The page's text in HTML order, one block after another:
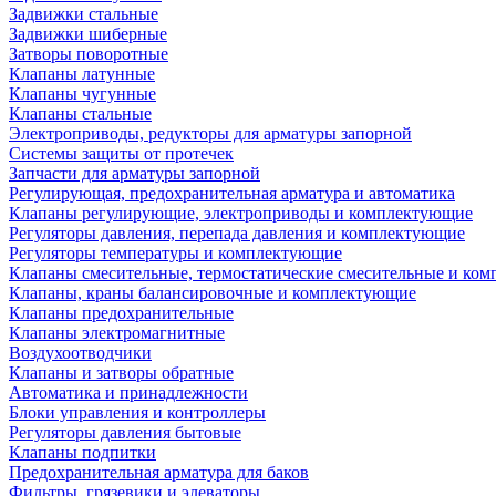
Задвижки стальные
Задвижки шиберные
Затворы поворотные
Клапаны латунные
Клапаны чугунные
Клапаны стальные
Электроприводы, редукторы для арматуры запорной
Системы защиты от протечек
Запчасти для арматуры запорной
Регулирующая, предохранительная арматура и автоматика
Клапаны регулирующие, электроприводы и комплектующие
Регуляторы давления, перепада давления и комплектующие
Регуляторы температуры и комплектующие
Клапаны смесительные, термостатические смесительные и
Клапаны, краны балансировочные и комплектующие
Клапаны предохранительные
Клапаны электромагнитные
Воздухоотводчики
Клапаны и затворы обратные
Автоматика и принадлежности
Блоки управления и контроллеры
Регуляторы давления бытовые
Клапаны подпитки
Предохранительная арматура для баков
Фильтры, грязевики и элеваторы